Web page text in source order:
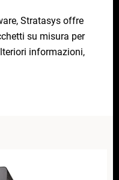
Stratasys offre
su misura per
informazioni,